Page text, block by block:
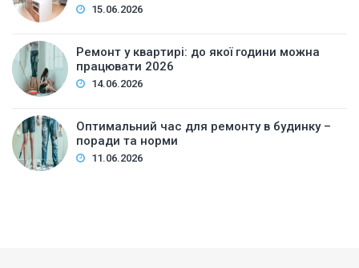
15.06.2026
Ремонт у квартирі: до якої години можна
працювати 2026
14.06.2026
Оптимальний час для ремонту в будинку –
поради та норми
11.06.2026